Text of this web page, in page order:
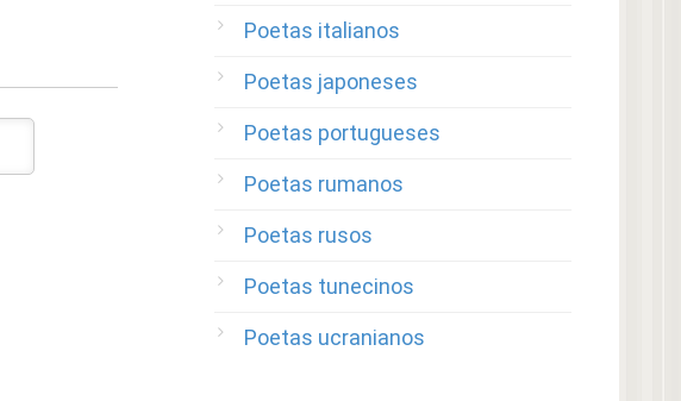
Poetas italianos
Poetas japoneses
Poetas portugueses
Poetas rumanos
Poetas rusos
Poetas tunecinos
Poetas ucranianos